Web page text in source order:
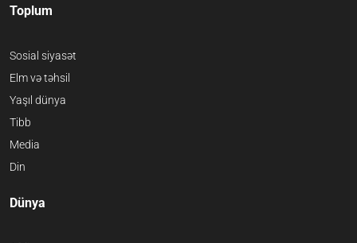
Toplum
Sosial siyasət
Elm və təhsil
Yaşıl dünya
Tibb
Media
Din
Dünya